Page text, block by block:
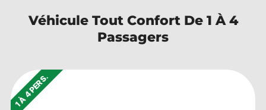
Véhicule Tout Confort De 1 À 4
Passagers
1 À 4 PERS.